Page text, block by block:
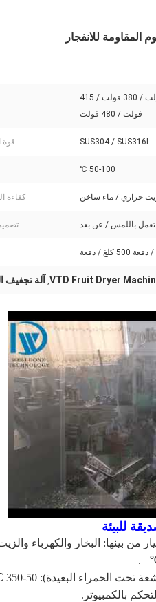
110 فولت / 220 فولت / 380 فولت / 415
فولت / 480 فولت
SUS304 / SUS316L قوة
50-100 ℃
حراري / ماء ساخن كفاءة
باللمس / عن بعد
VTD Fruit Dryer
, آلة تجفيف
للبيئة
من بينها: البخار والكهرباء
الحمراء البعيدة): 50-350 ℃ _
بالكمبيوتر.